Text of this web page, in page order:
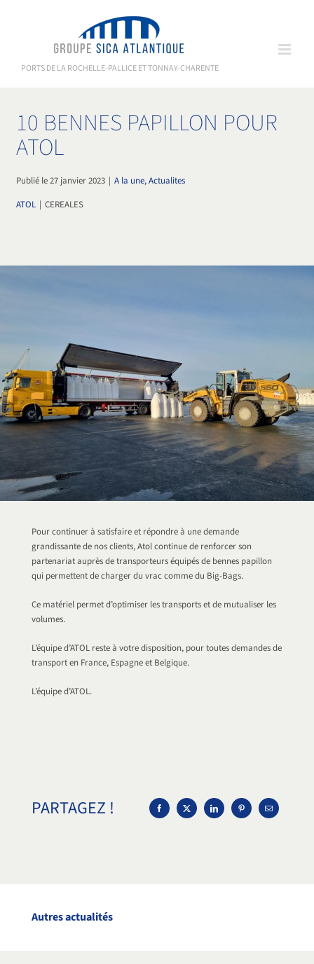
PORTS DE LA ROCHELLE-PALLICE ET TONNAY-CHARENTE
10 BENNES PAPILLON POUR
ATOL
Publié le 27 janvier 2023 | A la une, Actualites
ATOL | CEREALES
Pour continuer à satisfaire et répondre à une demande
grandissante de nos clients, Atol continue de renforcer son
partenariat auprès de transporteurs équipés de bennes papillon
qui permettent de charger du vrac comme du Big-Bags.
Ce matériel permet d’optimiser les transports et de mutualiser les
volumes.
L’équipe d’ATOL reste à votre disposition, pour toutes demandes de
transport en France, Espagne et Belgique.
L’équipe d’ATOL.
PARTAGEZ !
Autres actualités